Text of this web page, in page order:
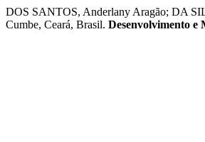
DOS SANTOS, Anderlany Aragão; DA
Cumbe, Ceará, Brasil. Desenvolvimento e